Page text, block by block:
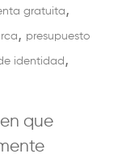
gratuita ,
, presupuesto
identidad ,
que